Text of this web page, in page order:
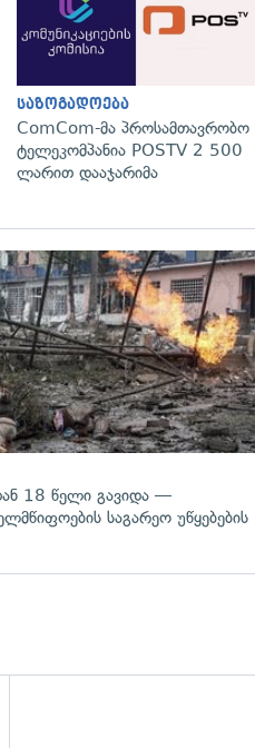
საზოგადოება
ComCom-მა პროსამთავრობო
ტელეკომპანია POSTV 2 500
ლარით დააჯარიმა
18 წელი გავიდა —
საგარეო უწყებების